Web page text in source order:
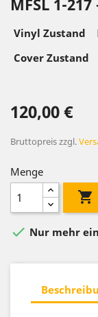
MFSL 1-
Vinyl Zustand
Cover Zustand
120,00 €
Bruttopreiszzgl.
Menge

 Nur mehr